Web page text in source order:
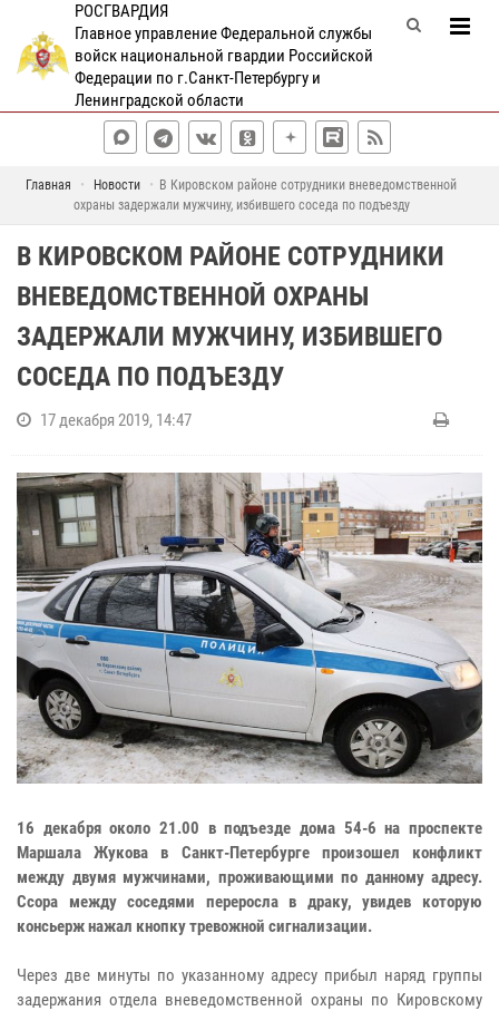
РОСГВАРДИЯ
Главное управление Федеральной службы
войск национальной гвардии Российской
Федерации по г.Санкт-Петербургу и
Ленинградской области
Главная Новости
В Кировском районе сотрудники вневедомственной
охраны задержали мужчину, избившего соседа по подъезду
В КИРОВСКОМ РАЙОНЕ СОТРУДНИКИ
ВНЕВЕДОМСТВЕННОЙ ОХРАНЫ
ЗАДЕРЖАЛИ МУЖЧИНУ, ИЗБИВШЕГО
СОСЕДА ПО ПОДЪЕЗДУ
17 декабря 2019, 14:47
16 декабря около 21.00 в подъезде дома 54-6 на проспекте
Маршала Жукова в Санкт-Петербурге произошел конфликт
между двумя мужчинами, проживающими по данному адресу.
Ссора между соседями переросла в драку, увидев которую
консьерж нажал кнопку тревожной сигнализации.
Через две минуты по указанному адресу прибыл наряд группы
задержания отдела вневедомственной охраны по Кировскому